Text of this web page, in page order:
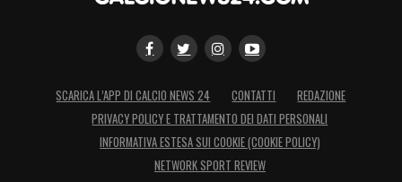
SCARICA L’APP DI CALCIO NEWS 24 CONTATTI
REDAZIONE
PRIVACY POLICY E TRATTAMENTO DEI DATI PERSONALI
INFORMATIVA ESTESA SUI COOKIE (COOKIE POLICY)
NETWORK SPORT REVIEW